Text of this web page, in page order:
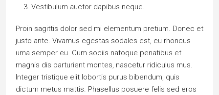
Vestibulum auctor dapibus neque.
Proin sagittis dolor sed mi elementum pretium. Donec et
justo ante. Vivamus egestas sodales est, eu rhoncus
urna semper eu. Cum sociis natoque penatibus et
magnis dis parturient montes, nascetur ridiculus mus.
Integer tristique elit lobortis purus bibendum, quis
dictum metus mattis. Phasellus posuere felis sed eros